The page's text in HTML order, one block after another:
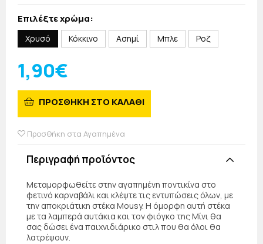
Επιλέξτε χρώμα:
Χρυσό Κόκκινο Ασημί Μπλε Ροζ
1,90€
ΠΡΟΣΘΗΚΗ ΣΤΟ ΚΑΛΑΘΙ
Προσθήκη στα Αγαπημένα
Περιγραφή προϊόντος
Μεταμορφωθείτε στην αγαπημένη ποντικίνα στο
φετινό καρναβάλι και κλέψτε τις εντυπώσεις όλων, με
την αποκριάτικη στέκα Mousy. Η όμορφη αυτή στέκα
με τα λαμπερά αυτάκια και τον φιόγκο της Μίνι θα
σας δώσει ένα παιχνιδιάρικο στιλ που θα όλοι θα
λατρέψουν.